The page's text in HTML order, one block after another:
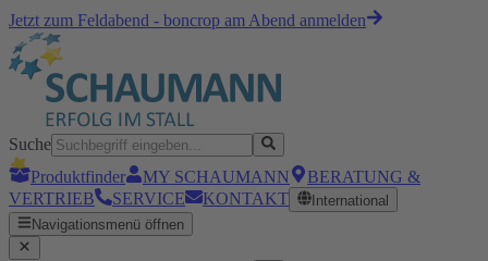
Jetzt zum Feldabend - boncrop am Abend anmelden
Suche
Produktfinder
MY SCHAUMANN
BERATUNG &
VERTRIEB
SERVICE KONTAKT
International
Navigationsmenü öffnen